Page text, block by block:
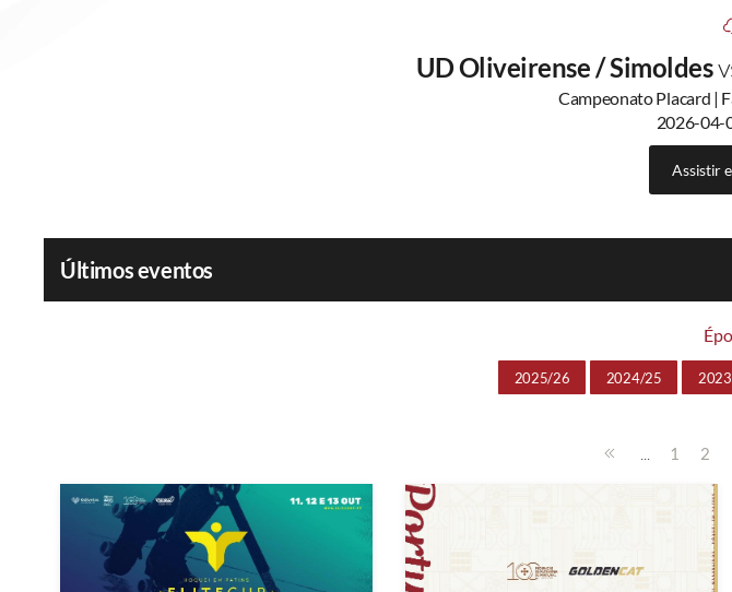
UD Oliveirense / Simoldes
Campeonato Placard |
2026-04-
Assistir
Últimos eventos
2025/26 2024/25
... 1 2